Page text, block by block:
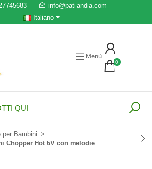
info@patilandia.com
Italiano
Menù
0
per Bambini
Chopper Hot 6V con melodie